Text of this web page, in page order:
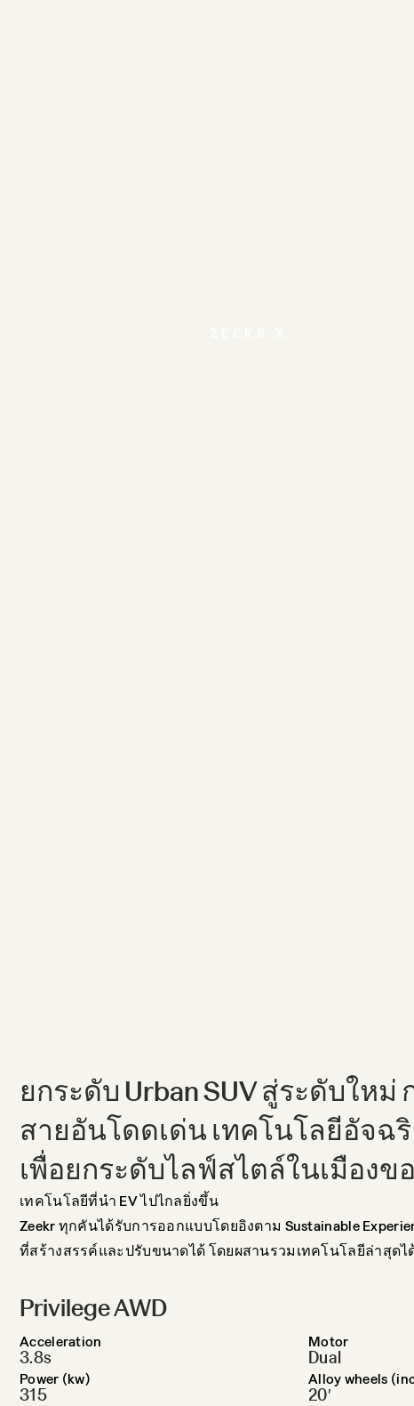
ยกระดับ Urban SUV สู่ระดับให
สายอันโดดเด่น เทคโนโลยีอัจฉ
เพื่อยกระดับไลฟ์สไตล์ในเมือง
เทคโนโลยีที่นำ EV ไปไกลยิ่งขึ้น
Zeekr ทุกคันได้รับการออกแบบโดยอิงตาม Sustainable
ที่สร้างสรรค์และปรับขนาดได้ โดยผสานรวมเทคโนโลยีล่าสุดไ
Privilege AWD
Acceleration
3.8s
Motor
Dual
Power (kw)
315
Alloy wheels
20′